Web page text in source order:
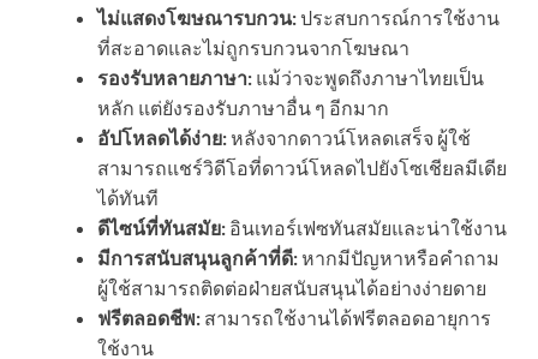
ไม่แสดงโฆษณารบกวน:ประสบการณ์การใช้งาน
ที่สะอาดและไม่ถูกรบกวนจากโฆษณา
รองรับหลายภาษา: แม้ว่าจะพูดถึงภาษาไทยเป็น
หลัก แต่ยังรองรับภาษาอื่น ๆ อีกมาก
อัปโหลดได้ง่าย:หลังจากดาวน์โหลดเสร็จ ผู้ใช้
สามารถแชร์วิดีโอที่ดาวน์โหลดไปยังโซเชียลมีเดีย
ได้ทันที
ดีไซน์ที่ทันสมัย: อินเทอร์เฟซทันสมัยและน่าใช้งาน
มีการสนับสนุนลูกค้าที่ดี:หากมีปัญหาหรือคำถาม
ผู้ใช้สามารถติดต่อฝ่ายสนับสนุนได้อย่างง่ายดาย
ฟรีตลอดชีพ: สามารถใช้งานได้ฟรีตลอดอายุการ
ใช้งาน